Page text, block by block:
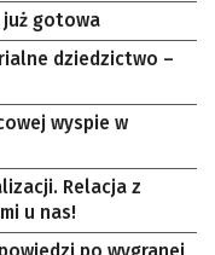
już gotowa
dziedzictwo –
wyspie w
Relacja z
u nas!